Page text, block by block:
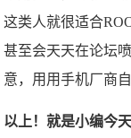
这类人就很适合
甚至会天天在论坛
意，用用手机厂商
以上！就是小编今